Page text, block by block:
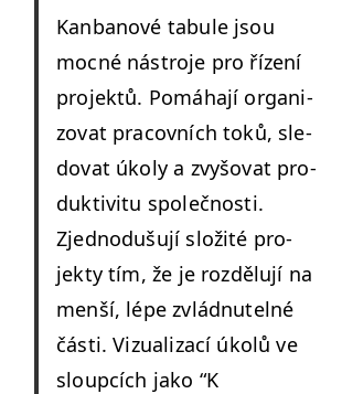
Kan­banové tab­ule jsou
moc­né nástro­je pro řízení
pro­jek­tů. Pomáha­jí orga­ni­
zo­vat pra­cov­ních toků, sle­
dovat úkoly a zvyšo­vat pro­
duk­tiv­i­tu společnos­ti.
Zjednodušu­jí složité pro­
jek­ty tím, že je rozdělu­jí na
menší, lépe zvlád­nutel­né
části. Vizual­iza­cí úkolů ve
sloupcích jako “K